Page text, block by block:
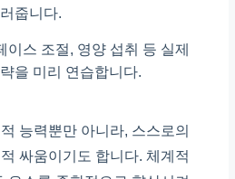
줍니다.
이스 조절, 영양 섭취 등 실제
을 미리 연습합니다.
능력뿐만 아니라, 스스로의
싸움이기도 합니다. 체계적